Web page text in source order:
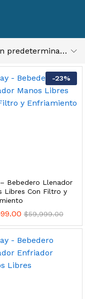
Orden predeterminado
-23%
Bebedero Llenador
Libres Con Filtro y
$59,999.00